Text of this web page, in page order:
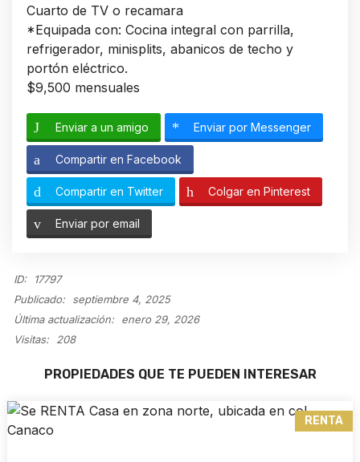
Cuarto de TV o recamara
*Equipada con: Cocina integral con parrilla,
refrigerador, minisplits, abanicos de techo y
portón eléctrico.
$9,500 mensuales
Enviar a un amigo Enviar por Messenger
Compartir en Facebook
Compartir en Twitter Colgar en Pinterest
Enviar por email
ID:
17797
Publicado:
septiembre 4, 2025
Última actualización:
enero 29, 2026
Visitas:
208
PROPIEDADES QUE TE PUEDEN INTERESAR
RENTA